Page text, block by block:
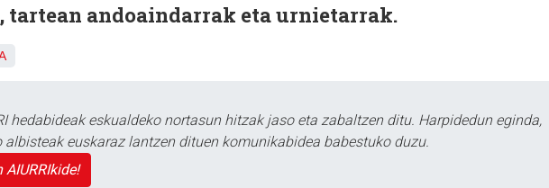
tartean andoaindarrak eta urnietarrak.
hedabideak eskualdeko nortasun hitzak jaso eta zabaltzen ditu. Harpidedun eginda,
albisteak euskaraz lantzen dituen komunikabidea babestuko duzu.
AIURRIkide!